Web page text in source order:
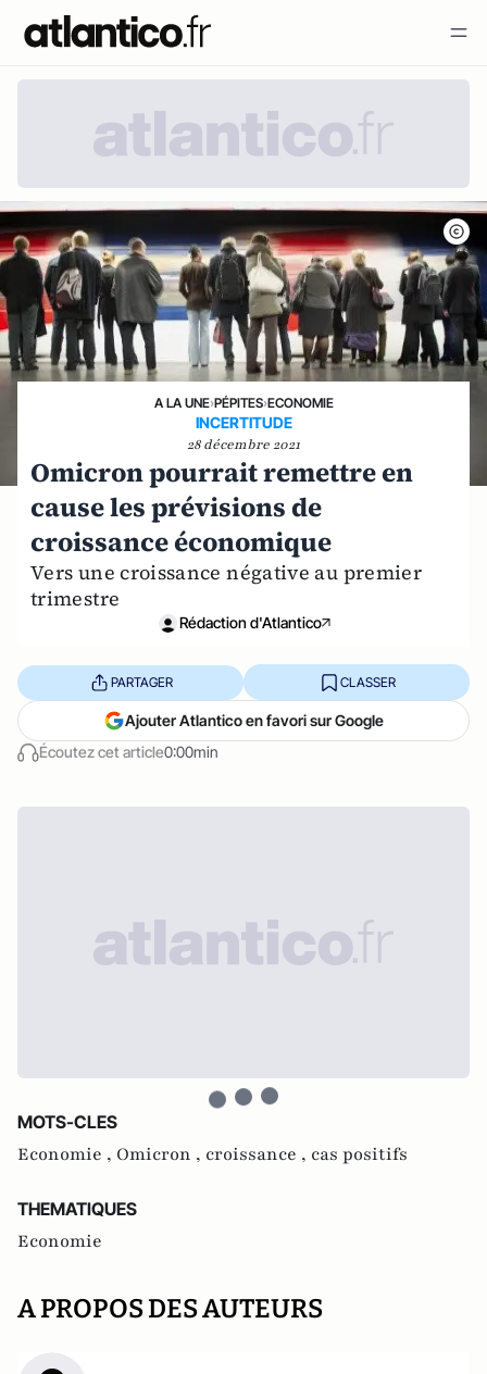
A LA UNE›PÉPITES›ECONOMIE
INCERTITUDE
28 décembre 2021
Omicron pourrait remettre en
cause les prévisions de
croissance économique
Vers une croissance négative au premier
trimestre
Rédaction d'Atlantico
Écoutez cet article0:00min
PARTAGER CLASSER
Ajouter Atlantico en favori sur Google
MOTS-CLES
Economie , Omicron , croissance , cas positifs
THEMATIQUES
Economie
A PROPOS DES AUTEURS